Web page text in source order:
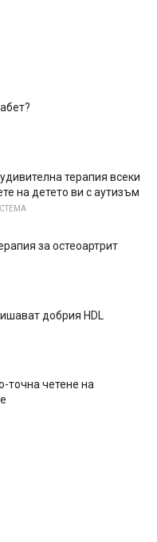
терапия всеки
на детето ви с аутизъм
за остеоартрит
добрия HDL
точна четене на